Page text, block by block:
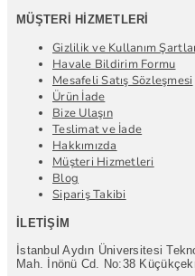
MÜŞTERI HIZMETLERI
Gizlilik ve Kullanım
Havale Bildirim Formu
Mesafeli Satış Sözleşmesi
Ürün İade
Bize Ulaşın
Teslimat ve İade
Hakkımızda
Müşteri Hizmetleri
Blog
Sipariş Takibi
İLETIŞIM
İstanbul Aydın Üniversitesi
Mah. İnönü Cd. No:38